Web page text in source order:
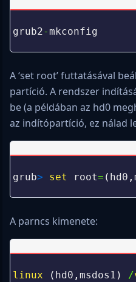
grub2-mkconfig
A ‘set root’ futtatásával
partíció. A rendszer
be (a példában az hd0
az indítópartíció, ez nálad
grub> set root= ( hd0 ,
A parncs kimenete:
linux ( hd0 , msdos1 ) /